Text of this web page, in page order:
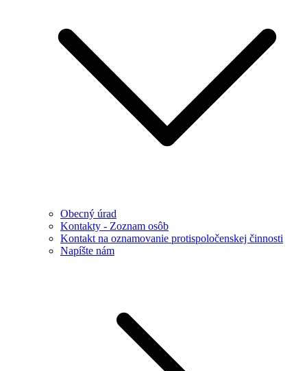
Obecný úrad
Kontakty - Zoznam osôb
Kontakt na oznamovanie protispoločenskej činnosti
Napíšte nám